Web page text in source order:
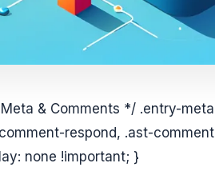
& Comments */ .entry-
respond, .ast-
none !important; }